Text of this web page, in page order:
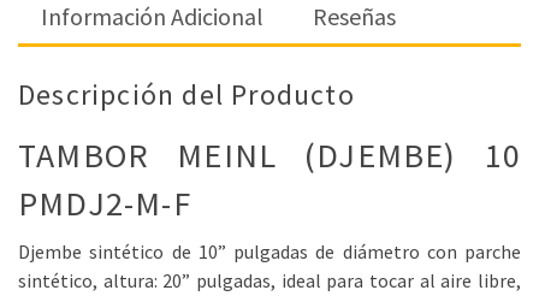
Información Adicional
Reseñas
Descripción del Producto
TAMBOR MEINL (DJEMBE) 10
PMDJ2-M-F
Djembe sintético de 10” pulgadas de diámetro con parche
sintético, altura: 20” pulgadas, ideal para tocar al aire libre,